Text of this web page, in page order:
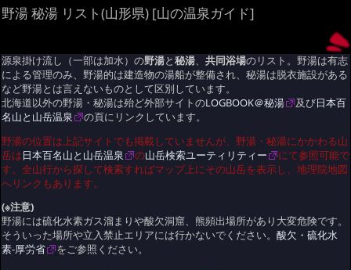
野湯 秘湯 リスト(山形県) [山の温泉ガイド]
源泉掛け流し（一部は加水）の野湯と秘湯、共同浴場のリスト。野湯は有志
による管理のみ、野湯的は建造物の湯船が整備され、秘湯は脱衣施設がある
など野湯とは言えないものとして区別しています。
北海道以外の野湯・秘湯は殆ど外部サイトのLOGBOOK＠秘湯 及び日本百
名山と山岳温泉
の頁にリンクしています。
野湯の位置は上記サイトでも掲載していませんが、野湯・秘湯にかかわる山
岳は日本百名山と山岳温泉 の山岳検索ユーティリティー
にて参照可能で
す。全山行から探して検索すればマップ上にその山岳を表示し、地理院地図
へリンクもあります。
(※注意)
野湯には硫化水素ガス溜まりや酸欠洞窟、熊頻出場所があり大変危険です。
そういった場所や立入禁止エリアには行かないでください。酸欠・硫化水
素-厚労省
をご参照ください。